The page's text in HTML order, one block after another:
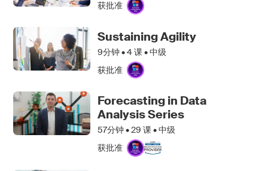
获批准
Sustaining Agility
9分钟 •4课 • 中级
获批准
Forecasting in Data
Analysis Series
57分钟 •29 课 • 中级
获批准